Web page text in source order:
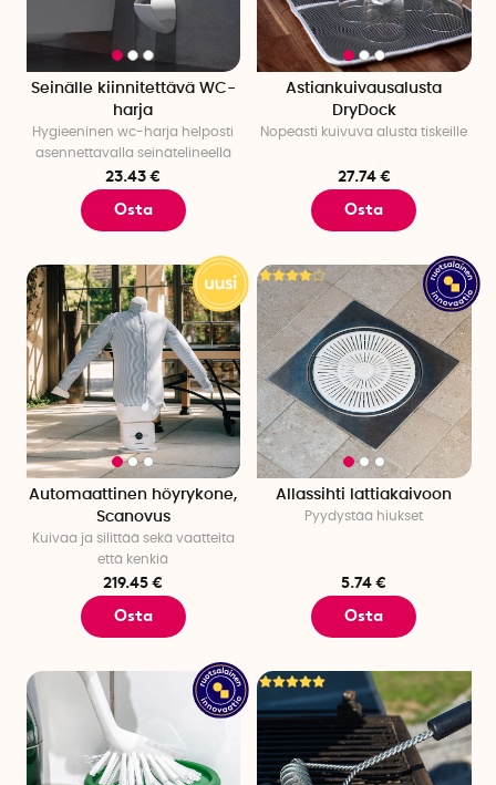
Seinälle kiinnitettävä WC-
harja
Hygieeninen wc-harja helposti
asennettavalla seinätelineellä
23.43 €
Osta
Astiankuivausalusta
DryDock
Nopeasti kuivuva alusta tiskeille
27.74 €
Osta
Automaattinen höyrykone,
Scanovus
Kuivaa ja silittää sekä vaatteita
että kenkiä
219.45 €
Osta
Allassihti lattiakaivoon
Pyydystää hiukset
5.74 €
Osta